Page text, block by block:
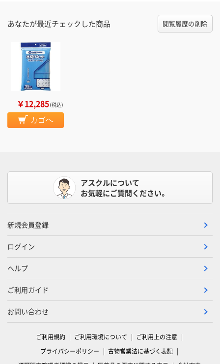
あなたが最近チェックした商品 閲覧履歴の削除
￥12,285（税込）
カゴへ
アスクルについて
お気軽にご質問ください。
新規会員登録
ログイン
ヘルプ
ご利用ガイド
お問い合わせ
ご利用規約 ご利用環境について
ご利用上の注意
プライバシーポリシー
古物営業法に基づく表記